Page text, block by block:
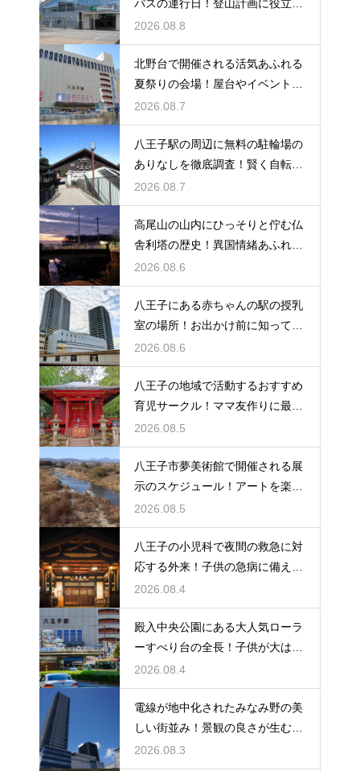
バスの運行日！登山計画に役立つ
時刻表
2026.08.8
北野台で開催される活気あふれる
夏祭りの会場！屋台やイベントを
大満喫
2026.08.7
八王子駅の周辺に無料の駐輪場の
ありなしを徹底調査！賢く自転車
を止める
2026.08.7
高尾山の山内にひっそりと佇む仏
舎利塔の歴史！異国情緒あふれる
建造物
2026.08.6
八王子にある赤ちゃんの駅の授乳
室の場所！お出かけ前に知ってお
きたい事
2026.08.6
八王子の地域で活動するおすすめ
育児サークル！ママ友作りに最適
な場所
2026.08.5
八王子市夢美術館で開催される展
示のスケジュール！アートを楽し
む休日の旅
2026.08.5
八王子の小児科で夜間の救急に対
応する外来！子供の急病に備える
安心情報
2026.08.4
殿入中央公園にある大人気ローラ
ーすべり台の全長！子供が大はし
ゃぎの遊具
2026.08.4
電線が地中化されたみなみ野の美
しい街並み！景観の良さが生む住
みやすさ
2026.08.3